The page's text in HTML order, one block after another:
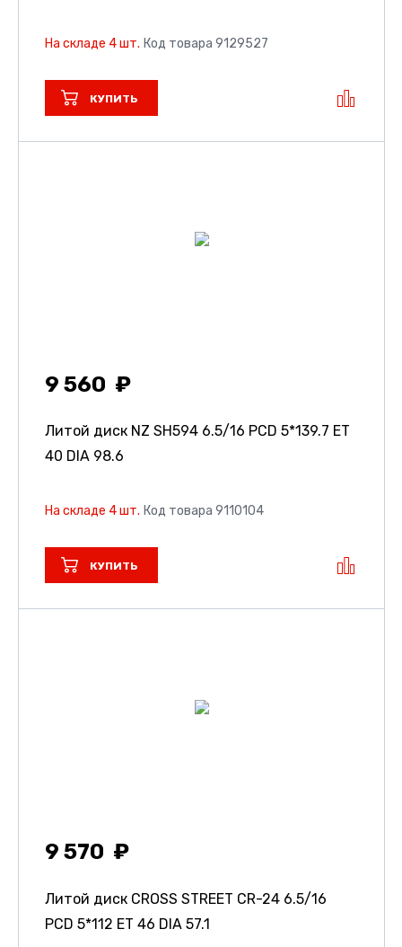
На складе 4 шт. Код товара 9129527
КУПИТЬ
9 560
Литой диск NZ SH594 6.5/16 PCD 5*139.7 ET
40 DIA 98.6
На складе 4 шт. Код товара 9110104
КУПИТЬ
9 570
Литой диск CROSS STREET CR-24 6.5/16
PCD 5*112 ET 46 DIA 57.1